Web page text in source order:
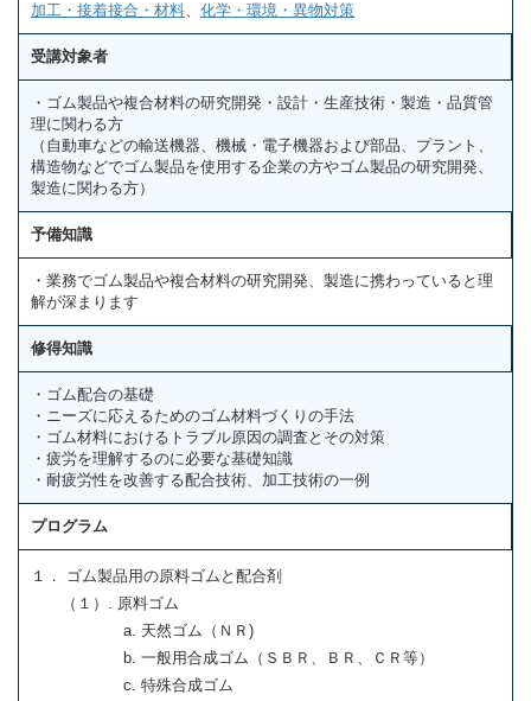
加工・接着接合・材料、 化学・環境・異物対策
受講対象者
・ゴム製品や複合材料の研究開発・設計・生産技術・製造・品質管
理に関わる方
（自動車などの輸送機器、機械・電子機器および部品、プラント、
構造物などでゴム製品を使用する企業の方やゴム製品の研究開発、
製造に関わる方）
予備知識
・業務でゴム製品や複合材料の研究開発、製造に携わっていると理
解が深まります
修得知識
・ゴム配合の基礎
・ニーズに応えるためのゴム材料づくりの手法
・ゴム材料におけるトラブル原因の調査とその対策
・疲労を理解するのに必要な基礎知識
・耐疲労性を改善する配合技術、加工技術の一例
プログラム
１． ゴム製品用の原料ゴムと配合剤
（１）. 原料ゴム
a. 天然ゴム（ＮＲ)
b. 一般用合成ゴム（ＳＢＲ、ＢＲ、ＣＲ等）
c. 特殊合成ゴム